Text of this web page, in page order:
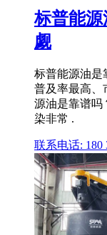
标普能
觑
标普能源油是
普及率最高、
源油是靠谱吗
染非常 .
联系电话: 180